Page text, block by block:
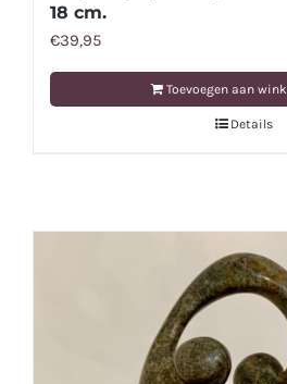
18 cm.
€39,95
Toevoegen aan
Details